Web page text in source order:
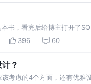
书，看完后给博主打开了
如何让SQL起飞（优化） 一
396 60
？
考虑的4个方面，还有优雅